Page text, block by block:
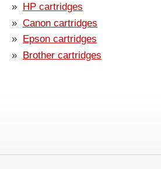
HP cartridges
Canon cartridges
Epson cartridges
Brother cartridges